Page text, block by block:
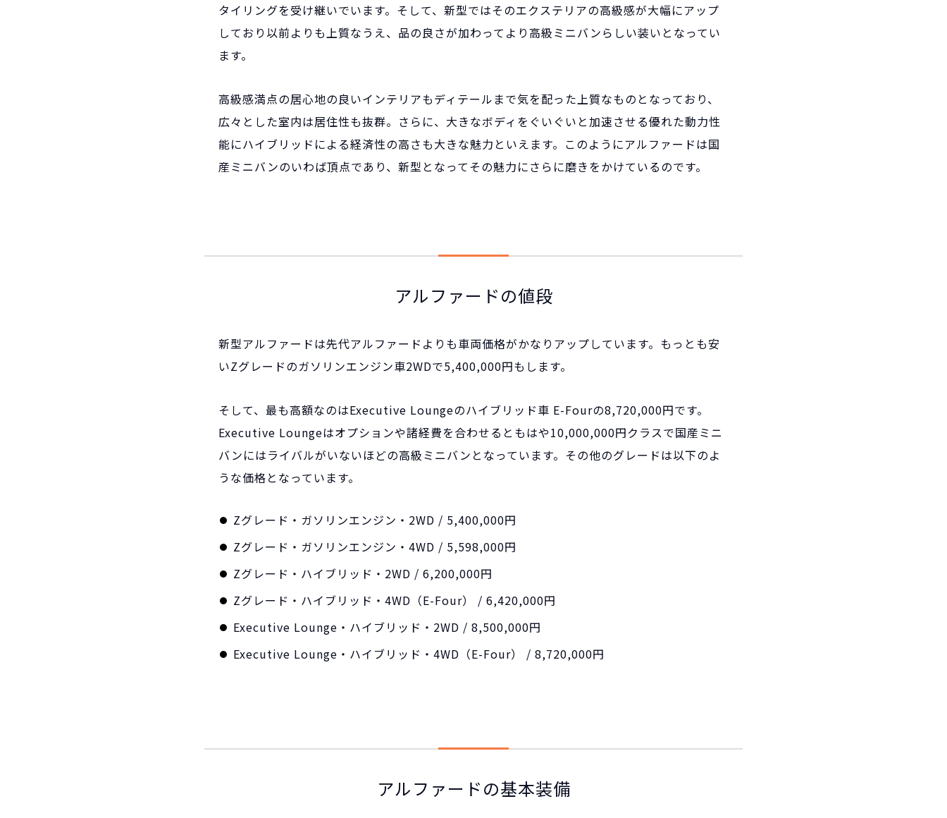
タイリングを受け継いでいます。そして、新型ではそのエクステリアの高級感が大幅にアップ
しており以前よりも上質なうえ、品の良さが加わってより高級ミニバンらしい装いとなってい
ます。
高級感満点の居心地の良いインテリアもディテールまで気を配った上質なものとなっており、
広々とした室内は居住性も抜群。さらに、大きなボディをぐいぐいと加速させる優れた動力性
能にハイブリッドによる経済性の高さも大きな魅力といえます。このようにアルファードは国
産ミニバンのいわば頂点であり、新型となってその魅力にさらに磨きをかけているのです。
アルファードの値段
新型アルファードは先代アルファードよりも車両価格がかなりアップしています。もっとも安
いZグレードのガソリンエンジン車2WDで5,400,000円もします。
そして、最も高額なのはExecutive Loungeのハイブリッド車 E-Fourの8,720,000円です。
Executive Loungeはオプションや諸経費を合わせるともはや10,000,000円クラスで国産ミニ
バンにはライバルがいないほどの高級ミニバンとなっています。その他のグレードは以下のよ
うな価格となっています。
Zグレード・ガソリンエンジン・2WD / 5,400,000円
Zグレード・ガソリンエンジン・4WD / 5,598,000円
Zグレード・ハイブリッド・2WD / 6,200,000円
Zグレード・ハイブリッド・4WD（E-Four） / 6,420,000円
Executive Lounge・ハイブリッド・2WD / 8,500,000円
Executive Lounge・ハイブリッド・ 4WD（E-Four） / 8,720,000円
アルファードの基本装備